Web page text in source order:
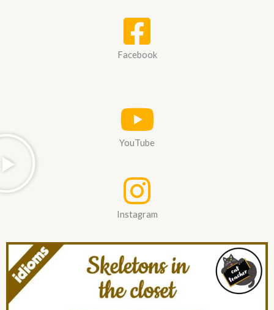
Facebook
YouTube
Instagram